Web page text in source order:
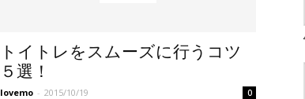
トイトレをスムーズに行うコツ
５選！
lovemo - 2015/10/19 0